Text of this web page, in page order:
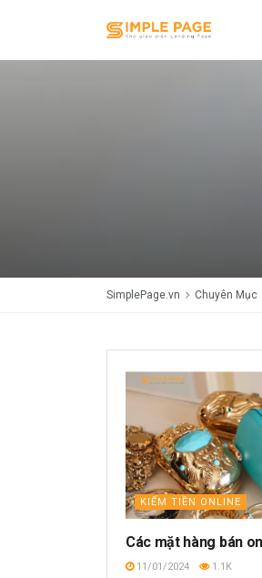
SimplePage.vn Chuyên Mục
KIẾM TIỀN ONLINE
Các mặt hàng bán
11/01/2024 1.1K